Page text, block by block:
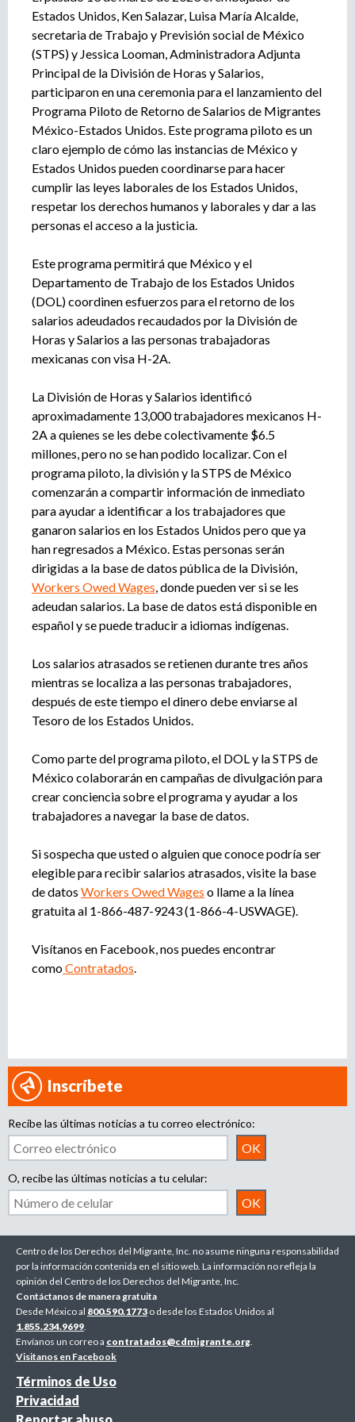
e
n
t
o
Estados Unidos, Ken Salazar, Luisa María Alcalde,
secretaria de Trabajo y Previsión social de México
(STPS) y Jessica Looman, Administradora Adjunta
Principal de la División de Horas y Salarios,
participaron en una ceremonia para el lanzamiento del
Programa Piloto de Retorno de Salarios de Migrantes
México-Estados Unidos. Este programa piloto es un
claro ejemplo de cómo las instancias de México y
Estados Unidos pueden coordinarse para hacer
cumplir las leyes laborales de los Estados Unidos,
respetar los derechos humanos y laborales y dar a las
personas el acceso a la justicia.
Este programa permitirá que México y el
Departamento de Trabajo de los Estados Unidos
(DOL) coordinen esfuerzos para el retorno de los
salarios adeudados recaudados por la División de
Horas y Salarios a las personas trabajadoras
mexicanas con visa H-2A.
La División de Horas y Salarios identificó
aproximadamente 13,000 trabajadores mexicanos H-
2A a quienes se les debe colectivamente $6.5
millones, pero no se han podido localizar. Con el
programa piloto, la división y la STPS de México
comenzarán a compartir información de inmediato
para ayudar a identificar a los trabajadores que
ganaron salarios en los Estados Unidos pero que ya
han regresados a México. Estas personas serán
dirigidas a la base de datos pública de la División,
Workers Owed Wages, donde pueden ver si se les
adeudan salarios. La base de datos está disponible en
español y se puede traducir a idiomas indígenas.
Los salarios atrasados ​​se retienen durante tres años
mientras se localiza a las personas trabajadores,
después de este tiempo el dinero debe enviarse al
Tesoro de los Estados Unidos.
Como parte del programa piloto, el DOL y la STPS de
México colaborarán en campañas de divulgación para
crear conciencia sobre el programa y ayudar a los
trabajadores a navegar la base de datos.
Si sospecha que usted o alguien que conoce podría ser
elegible para recibir salarios atrasados, visite la base
de datos Workers Owed Wages o llame a la línea
gratuita al 1-866-487-9243 (1-866-4-USWAGE).
Visítanos en Facebook, nos puedes encontrar
comoContratados.
Inscríbete
Recibe las últimas noticias a tu correo electrónico:
O, recibe las últimas noticias a tu celular:
Centro de los Derechos del Migrante, Inc. no asume ninguna responsabilidad
por la información contenida en el sitio web. La información no refleja la
opinión del Centro de los Derechos del Migrante, Inc.
Contáctanos de manera gratuita
Desde México al 800.590.1773 o desde los Estados Unidos al
1.855.234.9699.
Envíanos un correo a contratados@cdmigrante.org.
Visitanos en Facebook
Términos de Uso
Privacidad